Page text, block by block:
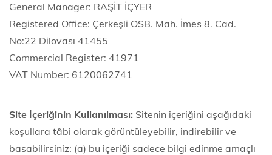
General Manager: RAŞİT İÇYER
Registered Office: Çerkeşli OSB. Mah. İmes 8. Cad.
No:22 Dilovası 41455
Commercial Register: 41971
VAT Number: 6120062741
Site İçeriğinin Kullanılması: Sitenin içeriğini aşağıdaki
koşullara tâbi olarak görüntüleyebilir, indirebilir ve
basabilirsiniz: (a) bu içeriği sadece bilgi edinme amaçlı